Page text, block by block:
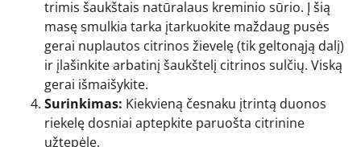
trimis šaukštais natūralaus kreminio sūrio. Į šią
masę smulkia tarka įtarkuokite maždaug pusės
gerai nuplautos citrinos žievelę (tik geltonąją dalį)
ir įlašinkite arbatinį šaukštelį citrinos sulčių. Viską
gerai išmaišykite.
Surinkimas: Kiekvieną česnaku įtrintą duonos
riekelę dosniai aptepkite paruošta citrinine
užtepėle.